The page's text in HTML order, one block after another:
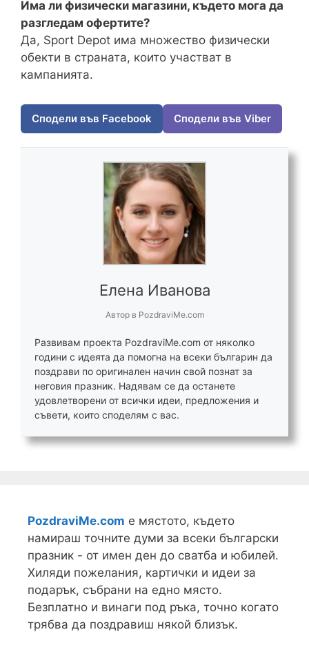
Има ли физически магазини, където мога да
разгледам офертите?
Да, Sport Depot има множество физически
обекти в страната, които участват в
кампанията.
Сподели във Facebook Сподели във Viber
Елена Иванова
Автор в PozdraviMe.com
Развивам проекта PozdraviMe.com от няколко
години с идеята да помогна на всеки българин да
поздрави по оригинален начин свой познат за
неговия празник. Надявам се да останете
удовлетворени от всички идеи, предложения и
съвети, които споделям с вас.
PozdraviMe.com е мястото, където
намираш точните думи за всеки български
празник - от имен ден до сватба и юбилей.
Хиляди пожелания, картички и идеи за
подарък, събрани на едно място.
Безплатно и винаги под ръка, точно когато
трябва да поздравиш някой близък.